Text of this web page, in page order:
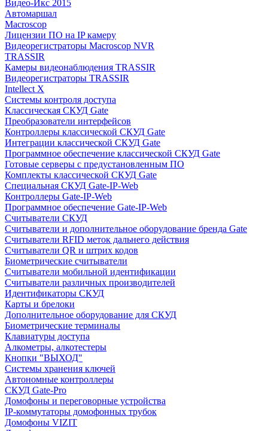
Видео-Икс 2015
Автомаршал
Macroscop
Лицензии ПО на IP камеру
Видеорегистраторы Macroscop NVR
TRASSIR
Камеры видеонаблюдения TRASSIR
Видеорегистраторы TRASSIR
Intellect X
Системы контроля доступа
Классическая СКУД Gate
Преобразователи интерфейсов
Контроллеры классической СКУД Gate
Интеграции классической СКУД Gate
Программное обеспечение классической СКУД Gate
Готовые серверы с предустановленным ПО
Комплекты классической СКУД Gate
Специальная СКУД Gate-IP-Web
Контроллеры Gate-IP-Web
Программное обеспечение Gate-IP-Web
Считыватели СКУД
Считыватели и дополнительное оборудование бренда Gate
Считыватели RFID меток дальнего действия
Считыватели QR и штрих кодов
Биометрические считыватели
Считыватели мобильной идентификации
Считыватели различных производителей
Идентификаторы СКУД
Карты и брелоки
Дополнительное оборудование для СКУД
Биометрические терминалы
Клавиатуры доступа
Алкометры, алкотестеры
Кнопки "ВЫХОД"
Системы хранения ключей
Автономные контроллеры
СКУД Gate-Pro
Домофоны и переговорные устройства
IP-коммутаторы домофонных трубок
Домофоны VIZIT